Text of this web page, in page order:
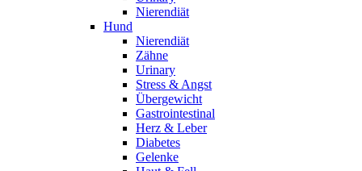
Nierendiät
Hund
Nierendiät
Zähne
Urinary
Stress & Angst
Übergewicht
Gastrointestinal
Herz & Leber
Diabetes
Gelenke